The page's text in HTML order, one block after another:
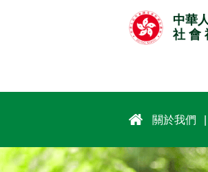
中華
社 會
關於我們